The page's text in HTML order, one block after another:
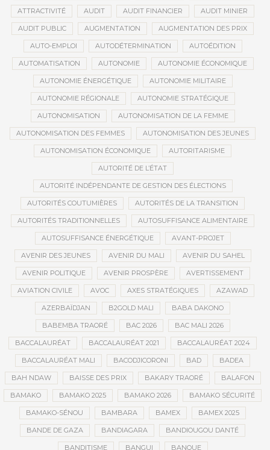
ATTRACTIVITÉ AUDIT AUDIT FINANCIER AUDIT MINIER
AUDIT PUBLIC AUGMENTATION AUGMENTATION DES PRIX
AUTO-EMPLOI AUTODÉTERMINATION AUTOÉDITION
AUTOMATISATION AUTONOMIE AUTONOMIE ÉCONOMIQUE
AUTONOMIE ÉNERGÉTIQUE AUTONOMIE MILITAIRE
AUTONOMIE RÉGIONALE AUTONOMIE STRATÉGIQUE
AUTONOMISATION AUTONOMISATION DE LA FEMME
AUTONOMISATION DES FEMMES AUTONOMISATION DES JEUNES
AUTONOMISATION ÉCONOMIQUE AUTORITARISME
AUTORITÉ DE L’ÉTAT
AUTORITÉ INDÉPENDANTE DE GESTION DES ÉLECTIONS
AUTORITÉS COUTUMIÈRES AUTORITÉS DE LA TRANSITION
AUTORITÉS TRADITIONNELLES AUTOSUFFISANCE ALIMENTAIRE
AUTOSUFFISANCE ÉNERGÉTIQUE AVANT-PROJET
AVENIR DES JEUNES AVENIR DU MALI AVENIR DU SAHEL
AVENIR POLITIQUE AVENIR PROSPÈRE AVERTISSEMENT
AVIATION CIVILE AVOC AXES STRATÉGIQUES AZAWAD
AZERBAÏDJAN B2GOLD MALI BABA DAKONO
BABEMBA TRAORÉ BAC 2026 BAC MALI 2026
BACCALAURÉAT BACCALAURÉAT 2021 BACCALAURÉAT 2024
BACCALAURÉAT MALI BACODJICORONI BAD BADEA
BAH NDAW BAISSE DES PRIX BAKARY TRAORÉ BALAFON
BAMAKO BAMAKO 2025 BAMAKO 2026 BAMAKO SÉCURITÉ
BAMAKO-SÉNOU BAMBARA BAMEX BAMEX 2025
BANDE DE GAZA BANDIAGARA BANDIOUGOU DANTÉ
BANDITISME BANGUI BANQUE